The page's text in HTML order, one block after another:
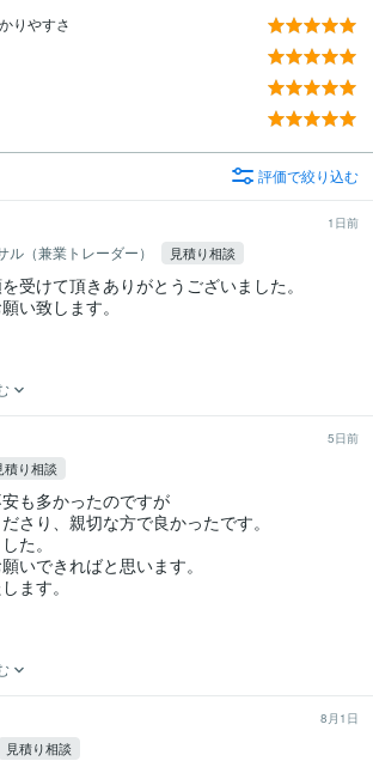
りやすさ
評価で絞り込む
1日前
ル（兼業トレーダー） 見積り相談
受けて頂きありがとうございました。
い致します。
5日前
積り相談
も多かったのですが
さり、親切な方で良かったです。
た。
いできればと思います。
ます。
8月1日
見積り相談